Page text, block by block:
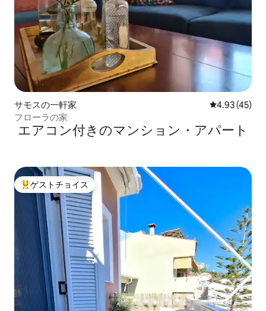
サモスの一軒家 レビュー45
4.93 (45)
フローラの家
エアコン付きのマンション・アパート
大好評のゲストチョイスです。
ゲストチョイス